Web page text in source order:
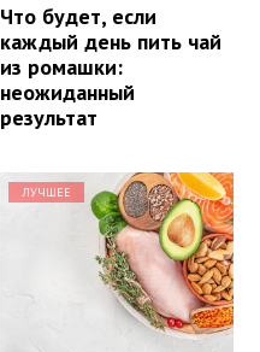
Что будет, если
каждый день пить чай
из ромашки:
неожиданный
результат
ЛУЧШЕЕ